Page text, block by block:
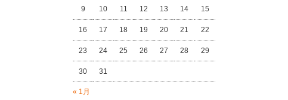
« 1月
9 10 11 12 13 14 15
16 17 18 19 20 21 22
23 24 25 26 27 28 29
30 31